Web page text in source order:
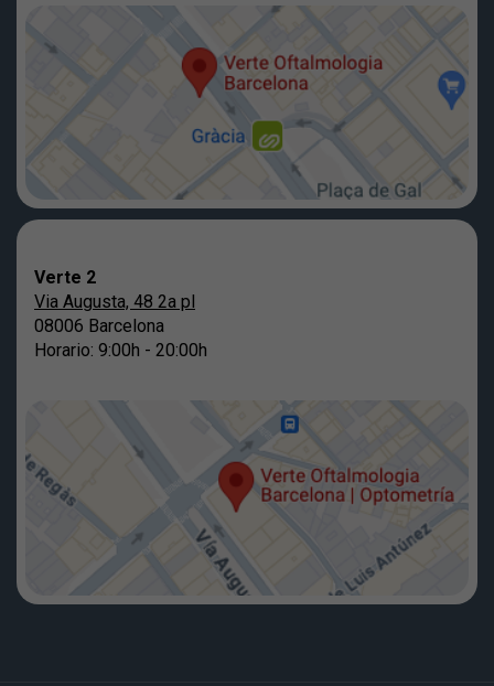
Verte 2
Via Augusta, 48 2a pl
08006 Barcelona
Horario: 9:00h - 20:00h